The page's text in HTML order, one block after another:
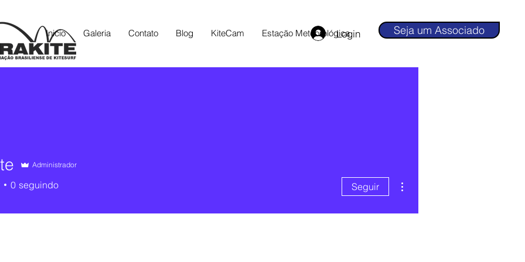
Login Seja um Associado
Inicio Galeria Contato Blog KiteCam Estação Meteorológica
Administrador
0 seguindo Seguir